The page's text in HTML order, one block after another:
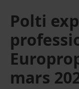
Polti
mars